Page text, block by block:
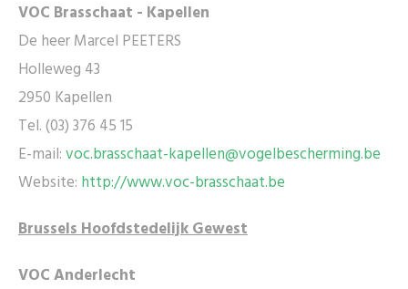
VOC Brasschaat - Kapellen
De heer Marcel PEETERS
Holleweg 43
2950 Kapellen
Tel. (03) 376 45 15
E-mail:voc.brasschaat-kapellen@vogelbescherming.be
Website: http://www.voc-brasschaat.be
Brussels Hoofdstedelijk Gewest
VOC Anderlecht